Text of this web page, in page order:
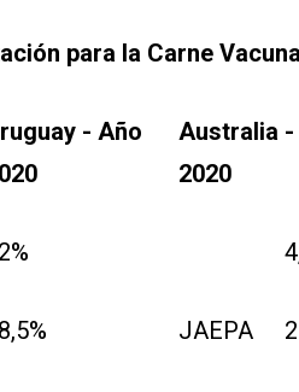
para la Carne
- Año
Australia -
2020
JAEPA